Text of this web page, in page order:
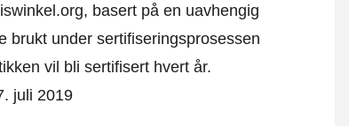
basert på en uavhengig
brukt under sertifiseringsprosessen
vil bli sertifisert hvert år.
juli 2019